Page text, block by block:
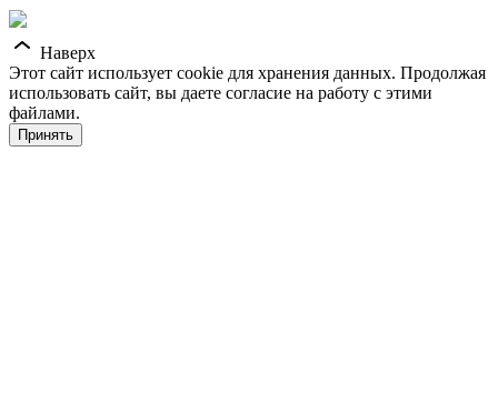
Наверх
Этот сайт использует cookie для хранения данных. Продолжая
использовать сайт, вы даете согласие на работу с этими
файлами.
Принять